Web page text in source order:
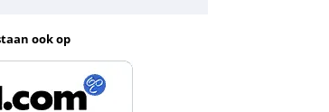
ook op